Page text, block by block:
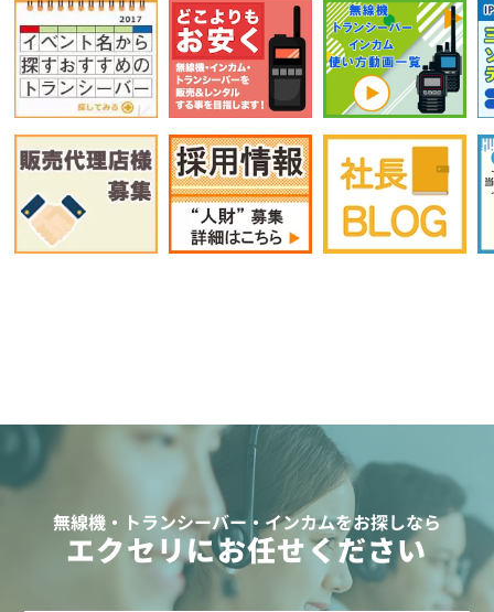
無線機・トランシーバー・インカムをお探しなら
エクセリにお任せください